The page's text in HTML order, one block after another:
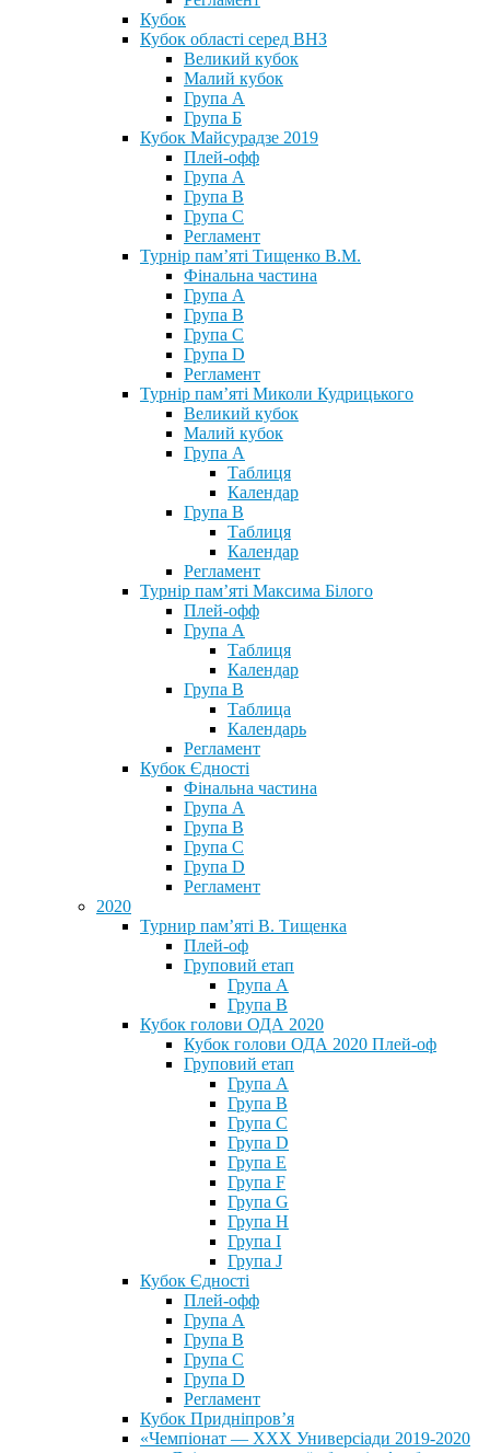
Кубок
Кубок області серед ВНЗ
Великий кубок
Малий кубок
Група А
Група Б
Кубок Майсурадзе 2019
Плей-офф
Група А
Група В
Група С
Регламент
Турнір пам’яті Тищенко В.М.
Фінальна частина
Група А
Група В
Група С
Група D
Регламент
Турнір пам’яті Миколи Кудрицького
Великий кубок
Малий кубок
Група А
Таблиця
Календар
Група В
Таблиця
Календар
Регламент
Турнір пам’яті Максима Білого
Плей-офф
Група А
Таблиця
Календар
Група В
Таблица
Календарь
Регламент
Кубок Єдності
Фінальна частина
Група А
Група В
Група С
Група D
Регламент
2020
Турнир пам’яті В. Тищенка
Плей-оф
Груповий етап
Група А
Група В
Кубок голови ОДА 2020
Кубок голови ОДА 2020 Плей-оф
Груповий етап
Група A
Група B
Група C
Група D
Група E
Група F
Група G
Група H
Група I
Група J
Кубок Єдності
Плей-офф
Група А
Група В
Група С
Група D
Регламент
Кубок Придніпров’я
«Чемпіонат — ХХХ Универсіади 2019-2020